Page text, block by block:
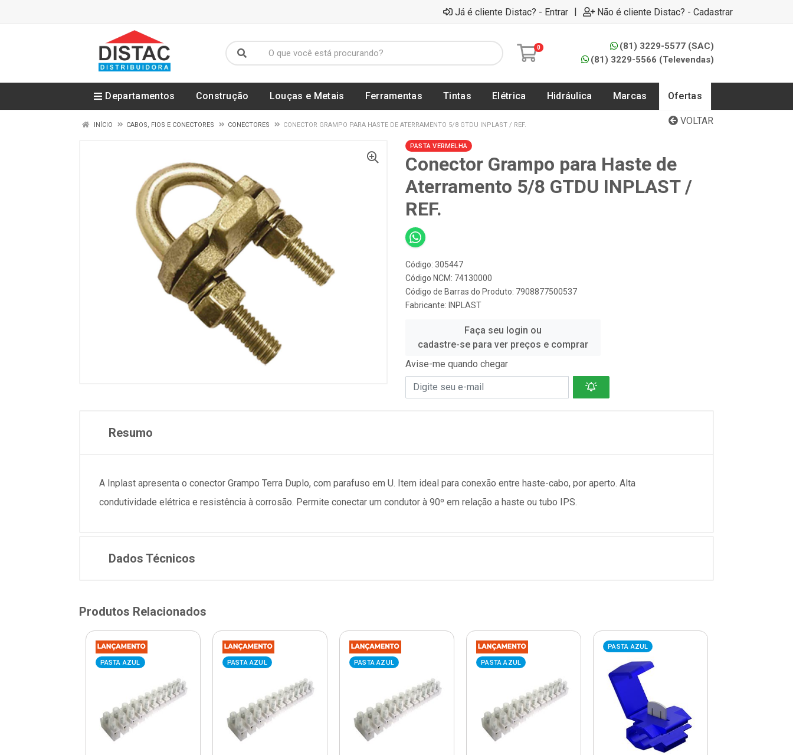
Já é cliente Distac? - Entrar | Não é cliente Distac? - Cadastrar
0
(81) 3229-5577 (SAC)
(81) 3229-5566 (Televendas)
Departamentos Construção Louças e Metais Ferramentas Tintas Elétrica Hidráulica Marcas Ofertas
VOLTAR
INÍCIO CABOS, FIOS E CONECTORES CONECTORES CONECTOR GRAMPO PARA HASTE DE ATERRAMENTO 5/8 GTDU INPLAST / REF.
PASTA VERMELHA
Conector Grampo para Haste de
Aterramento 5/8 GTDU INPLAST /
REF.
Código: 305447
Código NCM: 74130000
Código de Barras do Produto: 7908877500537
Fabricante: INPLAST
Faça seu login ou
cadastre-se para ver preços e comprar
Avise-me quando chegar
Resumo
A Inplast apresenta o conector Grampo Terra Duplo, com parafuso em U. Item ideal para conexão entre haste-cabo, por aperto. Alta
condutividade elétrica e resistência à corrosão. Permite conectar um condutor à 90º em relação a haste ou tubo IPS.
Dados Técnicos
Produtos Relacionados
PASTA AZUL PASTA AZUL PASTA AZUL PASTA AZUL
PASTA AZUL